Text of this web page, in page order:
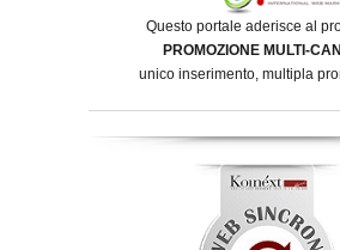
Questo portale aderisce al
PROMOZIONE MULTI-
unico inserimento, multipla